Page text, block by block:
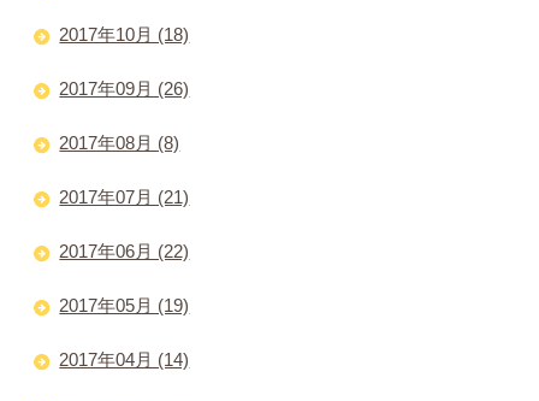
2017年10月 (18)
2017年09月 (26)
2017年08月 (8)
2017年07月 (21)
2017年06月 (22)
2017年05月 (19)
2017年04月 (14)